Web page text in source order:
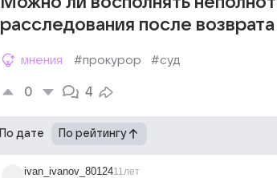
расследования после
мнения #прокурор #суд
0 4
По дате По рейтингу
ivan_ivanov_8012411лет